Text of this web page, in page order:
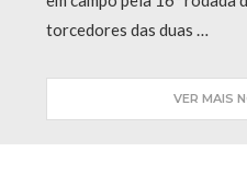
torcedores das duas …
VER MAIS